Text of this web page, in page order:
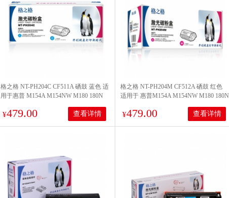
格之格 NT-PH204C CF511A 硒鼓 蓝色 适
用于惠普 M154A M154NW M180 180N
¥479.00 查看详情
格之格 NT-PH204M CF512A 硒鼓 红色
适用于 惠普M154A M154NW M180 180N
¥479.00 查看详情